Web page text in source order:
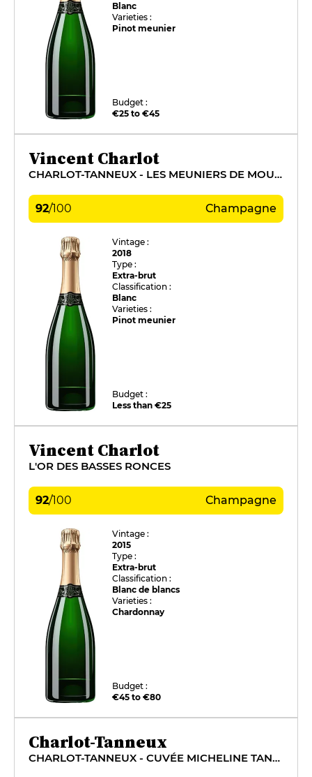
Blanc
Varieties :
Pinot meunier
Budget :
€25 to €45
Vincent Charlot
CHARLOT-TANNEUX - LES MEUNIERS DE MOUSSY
92/100 Champagne
Vintage :
2018
Type :
Extra-brut
Classification :
Blanc
Varieties :
Pinot meunier
Budget :
Less than €25
Vincent Charlot
L'OR DES BASSES RONCES
92/100 Champagne
Vintage :
2015
Type :
Extra-brut
Classification :
Blanc de blancs
Varieties :
Chardonnay
Budget :
€45 to €80
Charlot-Tanneux
CHARLOT-TANNEUX - CUVÉE MICHELINE TANNEUX